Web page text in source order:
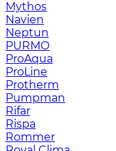
Mythos
Navien
Neptun
PURMO
ProAqua
ProLine
Protherm
Pumpman
Rifar
Rispa
Rommer